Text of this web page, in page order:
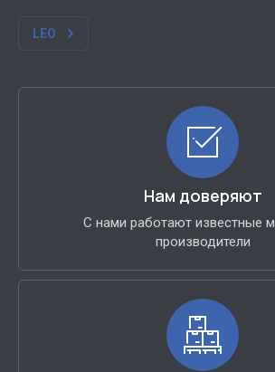
LEO
Нам доверяют
С нами работают известные
производители